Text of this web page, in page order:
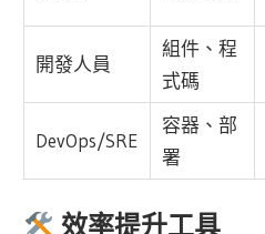
開發人員
組件、程
式碼
DevOps/SRE
容器、部
署
效率提升工具